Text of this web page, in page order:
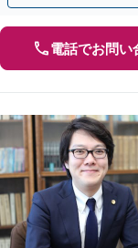
電話でお問い